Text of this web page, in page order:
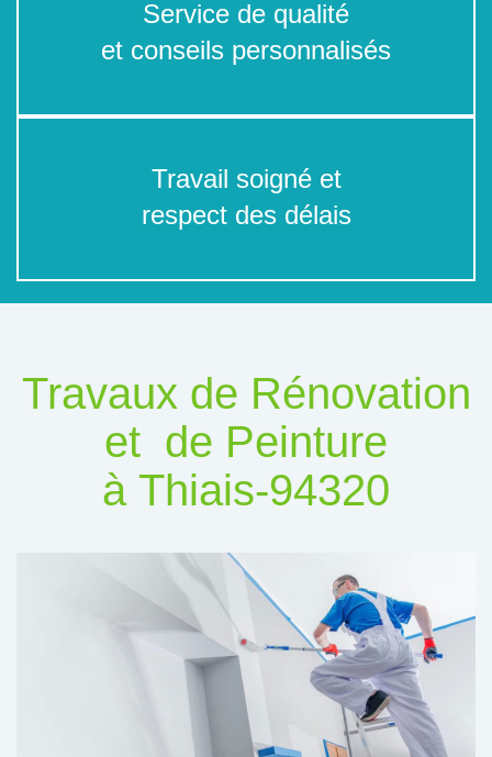
Service de qualité
et conseils personnalisés
Travail soigné et
respect des délais
Travaux de Rénovation
et de Peinture
à Thiais-94320